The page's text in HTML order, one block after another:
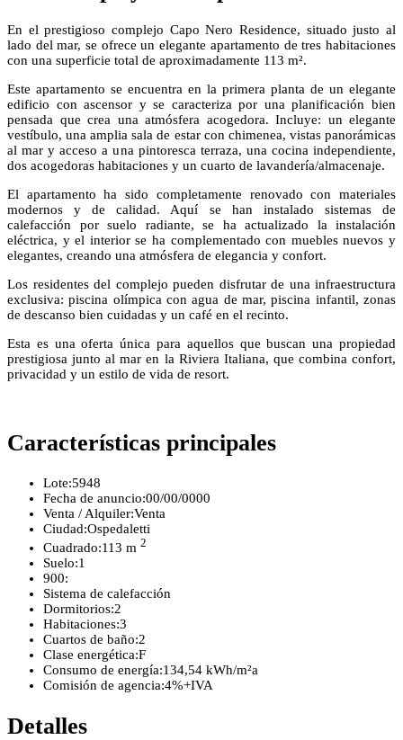
En el prestigioso complejo Capo Nero Residence, situado justo al
lado del mar, se ofrece un elegante apartamento de tres habitaciones
con una superficie total de aproximadamente 113 m².
Este apartamento se encuentra en la primera planta de un elegante
edificio con ascensor y se caracteriza por una planificación bien
pensada que crea una atmósfera acogedora. Incluye: un elegante
vestíbulo, una amplia sala de estar con chimenea, vistas panorámicas
al mar y acceso a una pintoresca terraza, una cocina independiente,
dos acogedoras habitaciones y un cuarto de lavandería/almacenaje.
El apartamento ha sido completamente renovado con materiales
modernos y de calidad. Aquí se han instalado sistemas de
calefacción por suelo radiante, se ha actualizado la instalación
eléctrica, y el interior se ha complementado con muebles nuevos y
elegantes, creando una atmósfera de elegancia y confort.
Los residentes del complejo pueden disfrutar de una infraestructura
exclusiva: piscina olímpica con agua de mar, piscina infantil, zonas
de descanso bien cuidadas y un café en el recinto.
Esta es una oferta única para aquellos que buscan una propiedad
prestigiosa junto al mar en la Riviera Italiana, que combina confort,
privacidad y un estilo de vida de resort.
Características principales
Lote:5948
Fecha de anuncio:00/00/0000
Venta / Alquiler:Venta
Ciudad:Ospedaletti
Cuadrado:113 m 2
Suelo:1
900:
Sistema de calefacción
Dormitorios:2
Habitaciones:3
Cuartos de baño:2
Clase energética:F
Consumo de energía:134,54 kWh/m²a
Comisión de agencia:4%+IVA
Detalles